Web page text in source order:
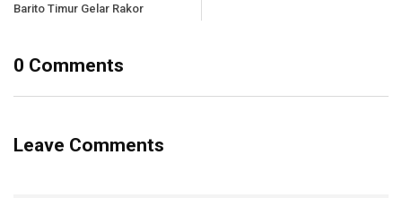
Barito Timur Gelar Rakor
0 Comments
Leave Comments